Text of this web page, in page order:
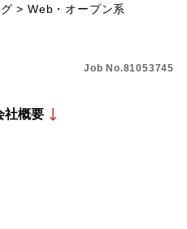
> Web・オープン系
Job No.81053745
社概要